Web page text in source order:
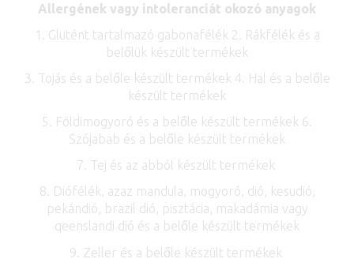
Allergének vagy intoleranciát okozó anyagok
1. Glutént tartalmazó gabonafélék 2. Rákfélék és a
belőlük készült termékek
3. Tojás és a belőle készült termékek 4. Hal és a belőle
készült termékek
5. Földimogyoró és a belőle készült termékek 6.
Szójabab és a belőle készült termékek
7. Tej és az abból készült termékek
8. Diófélék, azaz mandula, mogyoró, dió, kesudió,
pekándió, brazil dió, pisztácia, makadámia vagy
qeenslandi dió és a belőle készült termékek
9. Zeller és a belőle készült termékek